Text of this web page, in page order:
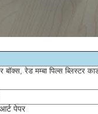
रेड मम्बा पिल्स ब्लिस्टर
पेपर